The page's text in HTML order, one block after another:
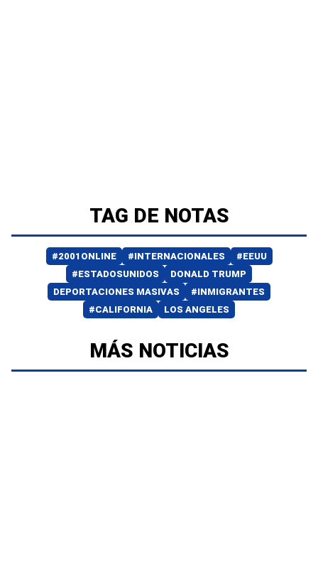
TAG DE NOTAS
#2001ONLINE #INTERNACIONALES
#EEUU
#ESTADOSUNIDOS
DONALD TRUMP
DEPORTACIONES MASIVAS
#INMIGRANTES
#CALIFORNIA
LOS ANGELES
MÁS NOTICIAS